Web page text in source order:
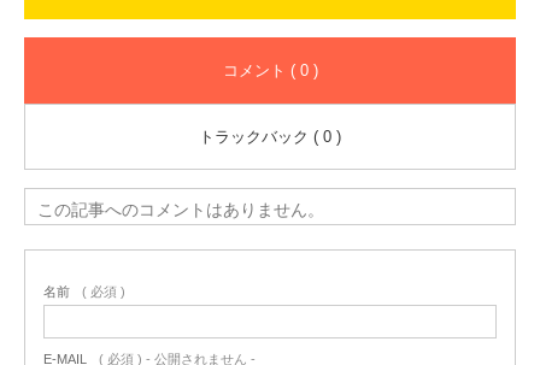
コメント ( 0 )
トラックバック ( 0 )
この記事へのコメントはありません。
名前 ( 必須 )
E-MAIL ( 必須 ) - 公開されません -